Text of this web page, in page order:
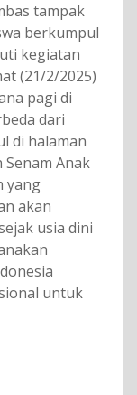
tampak
berkumpul
kegiatan
(21/2/2025)
pagi di
dari
di halaman
Anak
yang
akan
usia dini
untuk